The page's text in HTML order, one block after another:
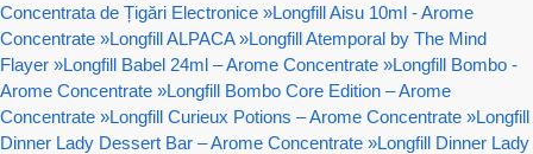
Concentrata de Țigări Electronice »Longfill Aisu 10ml - Arome
Concentrate »Longfill ALPACA »Longfill Atemporal by The Mind
Flayer »Longfill Babel 24ml – Arome Concentrate »Longfill Bombo -
Arome Concentrate »Longfill Bombo Core Edition – Arome
Concentrate »Longfill Curieux Potions – Arome Concentrate »Longfill
Dinner Lady Dessert Bar – Arome Concentrate »Longfill Dinner Lady